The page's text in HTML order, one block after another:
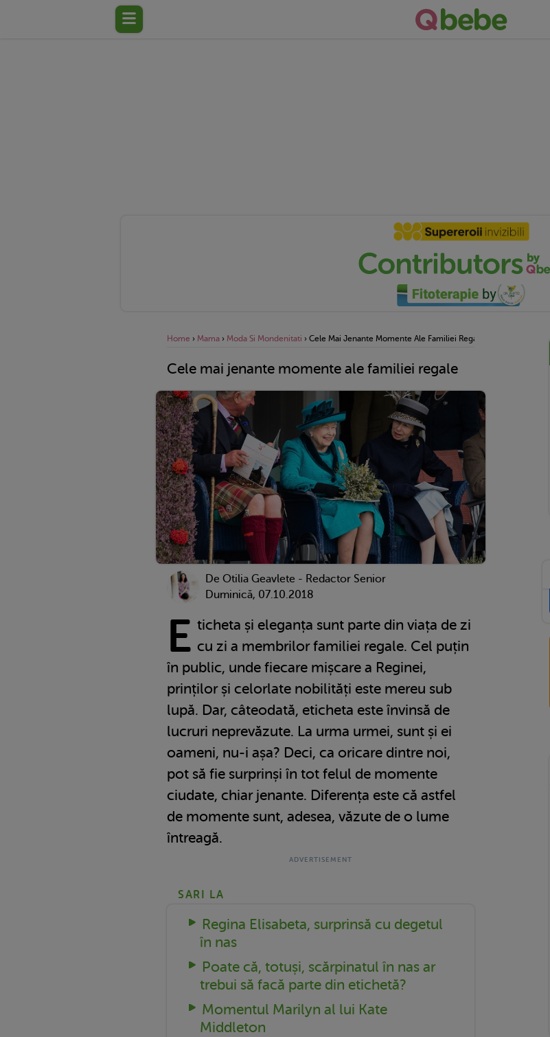
Home › Mama › Moda Si Mondenitati › Cele Mai Jenante Momente Ale Familiei Regale
Cele mai jenante momente ale familiei regale
De Otilia Geavlete - Redactor Senior
Duminică, 07.10.2018
E ticheta și eleganța sunt parte din viața de zi
cu zi a membrilor familiei regale. Cel puțin
în public, unde fiecare mișcare a Reginei,
prinților și celorlate nobilități este mereu sub
lupă. Dar, câteodată, eticheta este învinsă de
lucruri neprevăzute. La urma urmei, sunt și ei
oameni, nu-i așa? Deci, ca oricare dintre noi,
pot să fie surprinși în tot felul de momente
ciudate, chiar jenante. Diferența este că astfel
de momente sunt, adesea, văzute de o lume
întreagă.
SARI LA
Regina Elisabeta, surprinsă cu degetul
în nas
Poate că, totuși, scărpinatul în nas ar
trebui să facă parte din etichetă?
Momentul Marilyn al lui Kate
Middleton